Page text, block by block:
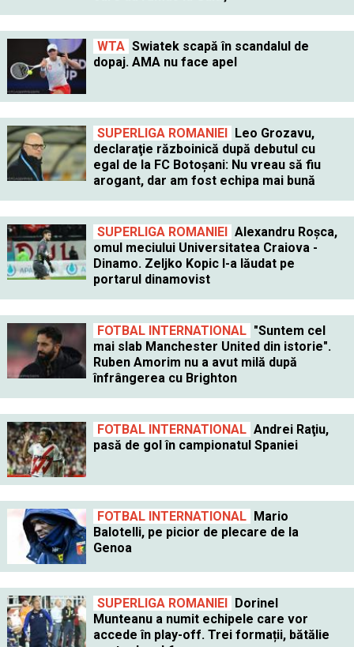
WTA Swiatek scapă în scandalul de
dopaj. AMA nu face apel
SUPERLIGA ROMANIEI Leo Grozavu,
declaraţie războinică după debutul cu
egal de la FC Botoşani: Nu vreau să fiu
arogant, dar am fost echipa mai bună
SUPERLIGA ROMANIEI Alexandru Roşca,
omul meciului Universitatea Craiova -
Dinamo. Zeljko Kopic l-a lăudat pe
portarul dinamovist
FOTBAL INTERNATIONAL "Suntem cel
mai slab Manchester United din istorie".
Ruben Amorim nu a avut milă după
înfrângerea cu Brighton
FOTBAL INTERNATIONAL Andrei Raţiu,
pasă de gol în campionatul Spaniei
FOTBAL INTERNATIONAL Mario
Balotelli, pe picior de plecare de la
Genoa
SUPERLIGA ROMANIEI Dorinel
Munteanu a numit echipele care vor
accede în play-off. Trei formații, bătălie